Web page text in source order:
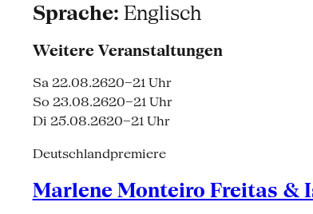
Sprache: Englisch
Weitere Veranstaltungen
Sa 22.08.2620–21 Uhr
So 23.08.2620–21 Uhr
Di 25.08.2620–21 Uhr
Deutschlandpremiere
Marlene Monteiro Freitas &